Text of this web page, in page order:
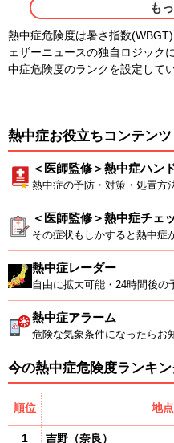
も
熱中症危険度は暑さ指数
ェザーニュースの独自ロジック
中症危険度のランクを設定してい
熱中症お役立ちコンテンツ
＜医師監修＞熱中症ハン
熱中症の予防・対策・処置方
＜医師監修＞熱中症チェ
その症状もしかすると熱中症
熱中症レーダー
自由に拡大可能・24時間後の
熱中症アラーム
危険な気象条件になったらお
今の熱中症危険度ランキン
順位 地点
1 吉野 （奈良）